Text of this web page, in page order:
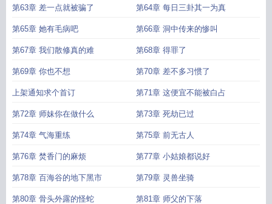
第63章 差一点就被骗了 第64章 每日三卦其一为真
第65章 她有毛病吧 第66章 洞中传来的惨叫
第67章 我们散修真的难 第68章 得罪了
第69章 你也不想 第70章 差不多习惯了
上架通知求个首订 第71章 这便宜不能被白占
第72章 师妹你在做什么 第73章 死劫已过
第74章 气海重练 第75章 前无古人
第76章 焚香门的麻烦 第77章 小姑娘都说好
第78章 百海谷的地下黑市 第79章 灵兽坐骑
第80章 骨头外露的怪蛇 第81章 师父的下落